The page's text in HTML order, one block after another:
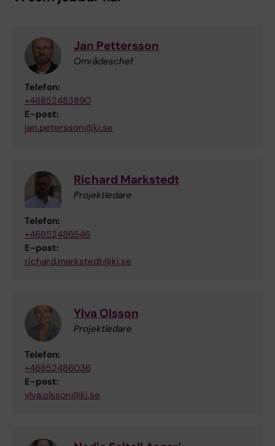
Jan Pettersson
Områdeschef
Telefon:
+46852483890
E-post:
jan.petersson@ki.se
Richard Markstedt
Projektledare
Telefon:
+46852486546
E-post:
richard.markstedt@ki.se
Ylva Olsson
Projektledare
Telefon:
+46852486036
E-post:
ylva.olsson@ki.se